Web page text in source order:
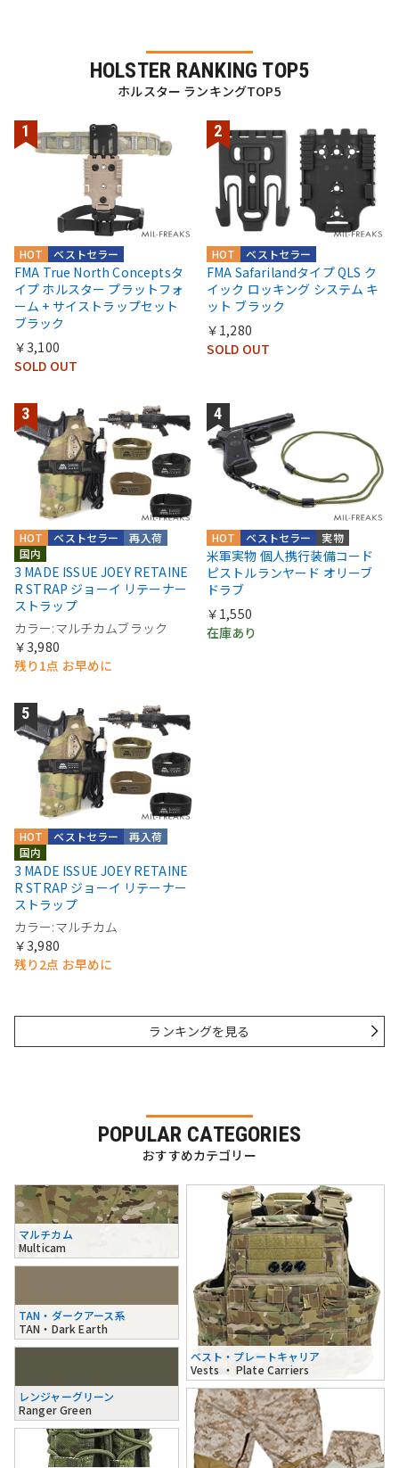
HOLSTER RANKING TOP5
ホルスター ランキングTOP5
ベストセラー
HOT
FMA True North Conceptsタ
イプ ホルスター プラットフォ
ーム + サイストラップセット
ブラック
￥3,100
SOLD OUT
ベストセラー
HOT
FMA Safarilandタイプ QLS ク
イック ロッキング システム キ
ット ブラック
￥1,280
SOLD OUT
国内
再入荷
ベストセラー
HOT
3 MADE ISSUE JOEY RETAINE
R STRAP ジョーイ リテーナー
ストラップ
カラー:マルチカムブラック
￥3,980
残り1点 お早めに
実物
ベストセラー
HOT
米軍実物 個人携行装備コード
ピストルランヤード オリーブ
ドラブ
￥1,550
在庫あり
国内
再入荷
ベストセラー
HOT
3 MADE ISSUE JOEY RETAINE
R STRAP ジョーイ リテーナー
ストラップ
カラー:マルチカム
￥3,980
残り2点 お早めに
ランキングを見る
POPULAR CATEGORIES
おすすめカテゴリー
マルチカム
Multicam
TAN・ダークアース系
TAN・Dark Earth
レンジャーグリーン
Ranger Green
ベスト・プレートキャリア
Vests ・ Plate Carriers